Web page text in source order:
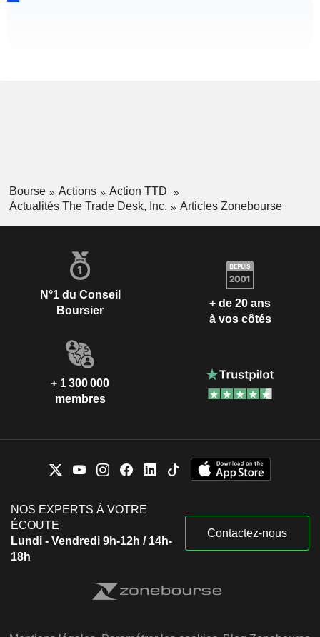
Bourse Actions
Action TTD
Actualités The Trade Desk, Inc.
Articles Zonebourse
N°1 du Conseil
Boursier
+ de 20 ans
à vos côtés
+ 1 300 000
membres
NOS EXPERTS À VOTRE
ÉCOUTE
Lundi - Vendredi 9h-12h / 14h-
18h
Contactez-nous